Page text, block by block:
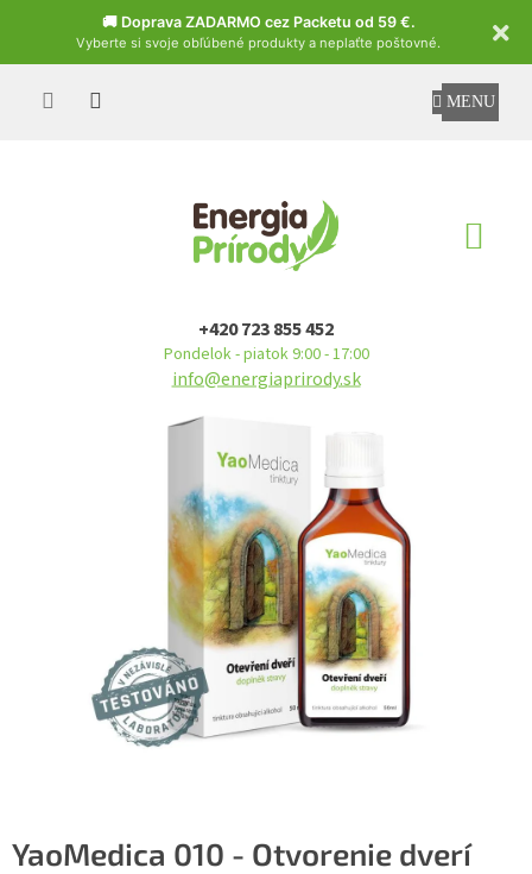
🚚 Doprava ZADARMO cez Packetu od 59 €.
Vyberte si svoje obľúbené produkty a neplaťte poštovné.
Czech
+420 723 855 452
Pondelok - piatok 9:00 - 17:00
info@energiaprirody.sk
YaoMedica 010 - Otvorenie dverí